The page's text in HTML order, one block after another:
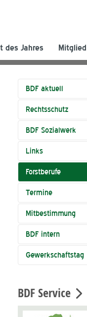
des Jahres
BDF aktuell
Rechtsschutz
BDF Sozialwerk
Links
Forstberufe
Termine
Mitbestimmung
BDF intern
Gewerkschaftstag
BDF Service